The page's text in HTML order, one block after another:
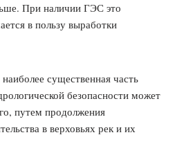
При наличии ГЭС это
в пользу выработки
существенная часть
безопасности может
путем продолжения
в верховьях рек и их